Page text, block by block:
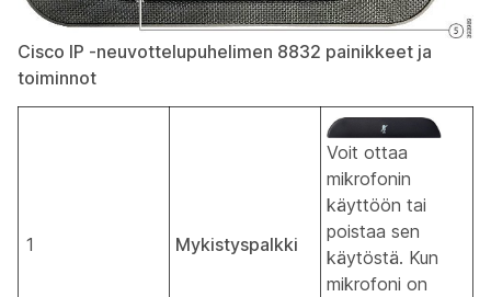
Cisco IP ‑neuvottelupuhelimen 8832 painikkeet ja
toiminnot
1 Mykistyspalkki
Voit ottaa
mikrofonin
käyttöön tai
poistaa sen
käytöstä. Kun
mikrofoni on